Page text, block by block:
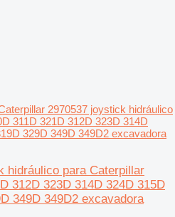
2970537 joystick hidráulico
311D 321D 312D 323D 314D
329D 349D 349D2 excavadora
hidráulico para Caterpillar
312D 323D 314D 324D 315D
349D 349D2 excavadora